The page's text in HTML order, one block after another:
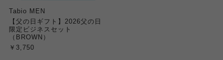
Tabio MEN
【父の日ギフト】2026父の日
限定ビジネスセット
（BROWN）
￥3,750